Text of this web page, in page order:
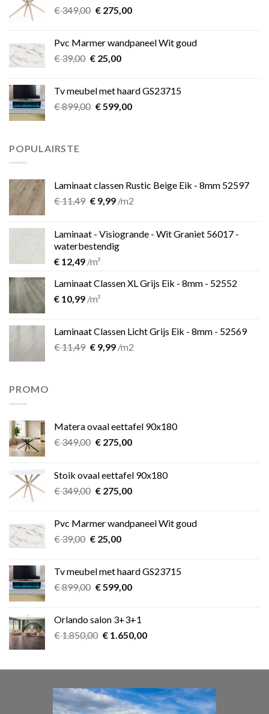
€349,00 Oorspronkelijke
€ 349,00.
€275,00Huidige
€ 275,00.
Pvc Marmer wandpaneel Wit goud
€39,00 Oorspronkelijke
€ 39,00.
€25,00Huidige
€ 25,00.
Tv meubel met haard GS23715
€899,00 Oorspronkelijke
€599,00Huidige
POPULAIRSTE
Laminaat classen Rustic Beige Eik - 8mm 52597
€11,49 Oorspronkelijke
€ 11,49.
€9,99Huidige
€ 9,99.
/m2
Laminaat - Visiogrande - Wit Graniet 56017 -
waterbestendig
€ 12,49 /m²
Laminaat Classen XL Grijs Eik - 8mm - 52552
€ 10,99 /m²
Laminaat Classen Licht Grijs Eik - 8mm - 52569
€11,49 Oorspronkelijke
€9,99Huidige
/m2
PROMO
Matera ovaal eettafel 90x180
€349,00 Oorspronkelijke
€ 349,00.
€275,00Huidige
€ 275,00.
Stoik ovaal eettafel 90x180
€349,00 Oorspronkelijke
€ 349,00.
€275,00Huidige
€ 275,00.
Pvc Marmer wandpaneel Wit goud
€39,00 Oorspronkelijke
€ 39,00.
€25,00Huidige
€ 25,00.
Tv meubel met haard GS23715
€899,00 Oorspronkelijke
€ 899,00.
€599,00Huidige
€ 599,00.
Orlando salon 3+3+1
€1.850,00 Oorspronkelijke
€ 1.850,00.
€1.650,00Huidige
€ 1.650,00.